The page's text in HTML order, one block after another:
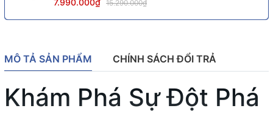
7.990.000₫ 15.290.000₫
MÔ TẢ SẢN PHẨM CHÍNH SÁCH ĐỔI TRẢ
Khám Phá Sự Đột Phá